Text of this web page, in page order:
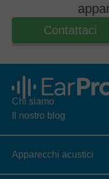
Contattaci
Chi siamo
Il nostro blog
Apparecchi acustici